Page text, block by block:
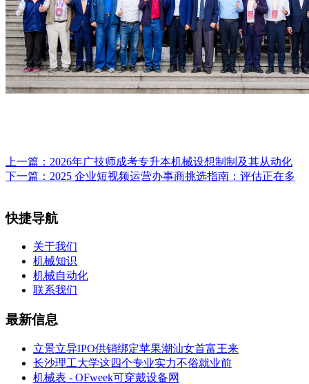
上一篇： 2026年广技师成考专升本机械设想制制及其从动化
下一篇： 2025 企业短视频运营办事商挑选指南：评估正在多
快捷导航
关于我们
机械知识
机械自动化
联系我们
最新信息
立景立异IPO供销绑定苹果潮汕女首富王来
长沙理工大学这四个专业实力不俗就业前
机械表 - OFweek可穿戴设备网